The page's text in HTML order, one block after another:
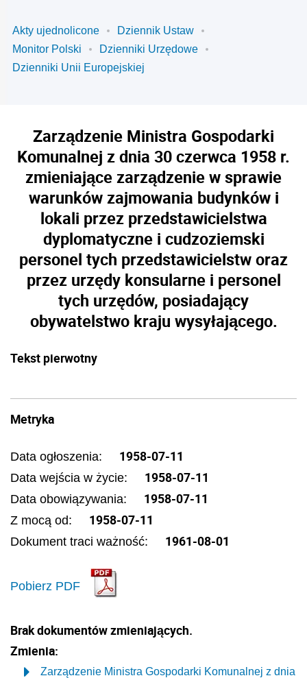
Akty ujednolicone
Dziennik Ustaw
Monitor Polski
Dzienniki Urzędowe
Dzienniki Unii Europejskiej
Zarządzenie Ministra Gospodarki
Komunalnej z dnia 30 czerwca 1958 r.
zmieniające zarządzenie w sprawie
warunków zajmowania budynków i
lokali przez przedstawicielstwa
dyplomatyczne i cudzoziemski
personel tych przedstawicielstw oraz
przez urzędy konsularne i personel
tych urzędów, posiadający
obywatelstwo kraju wysyłającego.
Tekst pierwotny
Metryka
Data ogłoszenia: 1958-07-11
Data wejścia w życie: 1958-07-11
Data obowiązywania: 1958-07-11
Z mocą od: 1958-07-11
Dokument traci ważność: 1961-08-01
Pobierz PDF
Brak dokumentów zmieniających.
Zmienia:
Zarządzenie Ministra Gospodarki Komunalnej z dnia